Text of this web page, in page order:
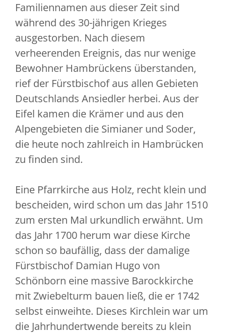
Familiennamen aus dieser Zeit sind
während des 30-jährigen Krieges
ausgestorben. Nach diesem
verheerenden Ereignis, das nur wenige
Bewohner Hambrückens überstanden,
rief der Fürstbischof aus allen Gebieten
Deutschlands Ansiedler herbei. Aus der
Eifel kamen die Krämer und aus den
Alpengebieten die Simianer und Soder,
die heute noch zahlreich in Hambrücken
zu finden sind.
Eine Pfarrkirche aus Holz, recht klein und
bescheiden, wird schon um das Jahr 1510
zum ersten Mal urkundlich erwähnt. Um
das Jahr 1700 herum war diese Kirche
schon so baufällig, dass der damalige
Fürstbischof Damian Hugo von
Schönborn eine massive Barockkirche
mit Zwiebelturm bauen ließ, die er 1742
selbst einweihte. Dieses Kirchlein war um
die Jahrhundertwende bereits zu klein